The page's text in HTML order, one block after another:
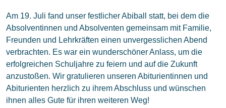
Am 19. Juli fand unser festlicher Abiball statt, bei dem die
Absolventinnen und Absolventen gemeinsam mit Familie,
Freunden und Lehrkräften einen unvergesslichen Abend
verbrachten. Es war ein wunderschöner Anlass, um die
erfolgreichen Schuljahre zu feiern und auf die Zukunft
anzustoßen. Wir gratulieren unseren Abiturientinnen und
Abiturienten herzlich zu ihrem Abschluss und wünschen
ihnen alles Gute für ihren weiteren Weg!